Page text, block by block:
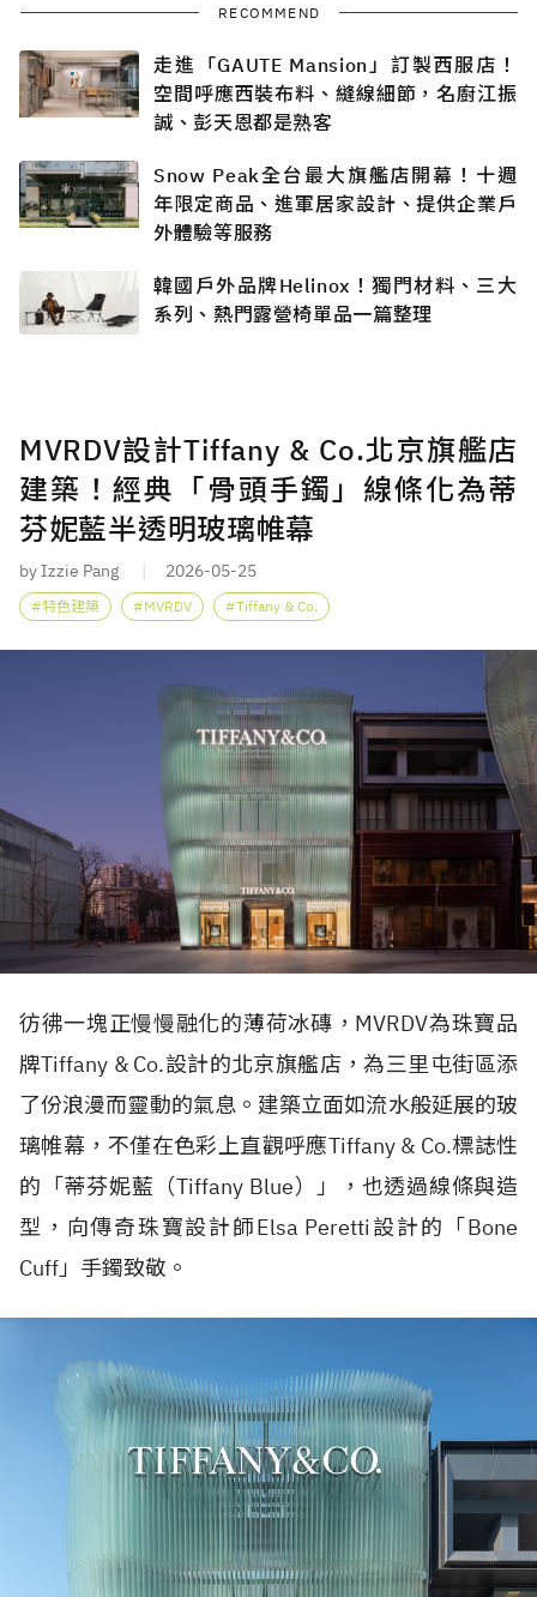
RECOMMEND
走進「GAUTE Mansion」訂製西服店！
空間呼應西裝布料、縫線細節，名廚江振
誠、彭天恩都是熟客
Snow Peak全台最大旗艦店開幕！十週
年限定商品、進軍居家設計、提供企業戶
外體驗等服務
韓國戶外品牌Helinox！獨門材料、三大
系列、熱門露營椅單品一篇整理
MVRDV設計Tiffany & Co.北京旗艦店
建築！經典「骨頭手鐲」線條化為蒂
芬妮藍半透明玻璃帷幕
by Izzie Pang 2026-05-25
特色建築 MVRDV Tiffany & Co.
彷彿一塊正慢慢融化的薄荷冰磚， MVRDV為珠寶品
牌Tiffany & Co.設計的北京旗艦店，為三里屯街區添
了份浪漫而靈動的氣息。建築立面如流水般延展的玻
璃帷幕，不僅在色彩上直觀呼應Tiffany & Co.標誌性
的「蒂芬妮藍（Tiffany Blue）」，也透過線條與造
型，向傳奇珠寶設計師Elsa Peretti 設計的「Bone
Cuff」手鐲致敬。